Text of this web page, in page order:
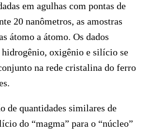
em agulhas com pontas de
20 nanômetros, as amostras
átomo a átomo. Os dados
hidrogênio, oxigênio e silício se
na rede cristalina do ferro
de quantidades similares de
do “magma” para o “núcleo”